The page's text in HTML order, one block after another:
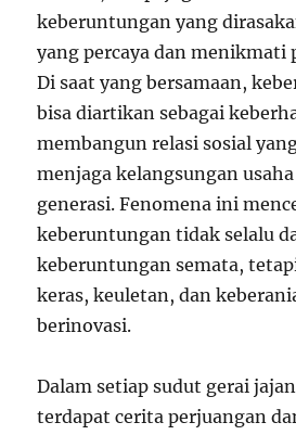
keberuntungan yang
yang percaya dan menikmati
Di saat yang bersamaan,
bisa diartikan sebagai
membangun relasi sosial
menjaga kelangsungan
generasi. Fenomena ini
keberuntungan tidak selalu
keberuntungan semata,
keras, keuletan, dan
berinovasi.
Dalam setiap sudut gerai
terdapat cerita perjuangan